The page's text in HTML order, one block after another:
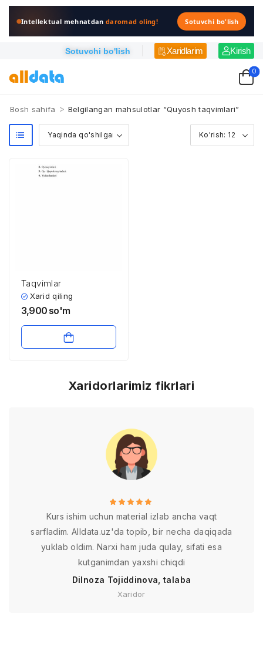
Intellektual mehnatdandaromad oling! Sotuvchi bo'lish
Sotuvchi bo'lish Xaridlarim Kirish
0
Bosh sahifa > Belgilangan mahsulotlar “Quyosh taqvimlari”
Taqvimlar
Xarid qiling
3,900 so'm
Xaridorlarimiz fikrlari
Kurs ishim uchun material izlab ancha vaqt
sarfladim. Alldata.uz'da topib, bir necha daqiqada
yuklab oldim. Narxi ham juda qulay, sifati esa
kutganimdan yaxshi chiqdi
Dilnoza Tojiddinova, talaba
Xaridor